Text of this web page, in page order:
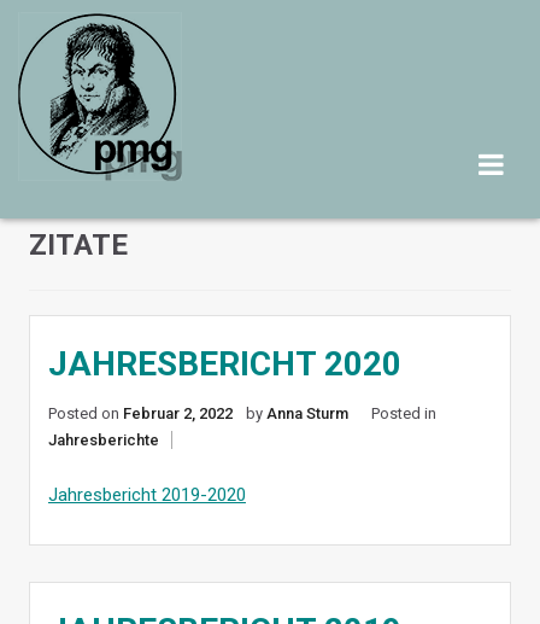
content
ZITATE
JAHRESBERICHT 2020
Posted on Februar 2, 2022 by Anna Sturm
Posted in
Jahresberichte
Jahresbericht 2019-2020